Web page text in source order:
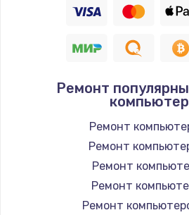
1200 руб.
Настройка
1160 руб.
Заказать
Чистка от
1060 руб.
Ремонт
Ремонт
Ремонт
Ремонт
Ремонт
Ремонт